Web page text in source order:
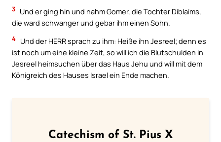
3 Und er ging hin und nahm Gomer, die Tochter Diblaims,
die ward schwanger und gebar ihm einen Sohn.
4 Und der HERR sprach zu ihm: Heiße ihn Jesreel; denn es
ist noch um eine kleine Zeit, so will ich die Blutschulden in
Jesreel heimsuchen über das Haus Jehu und will mit dem
Königreich des Hauses Israel ein Ende machen.
Catechism of St. Pius X